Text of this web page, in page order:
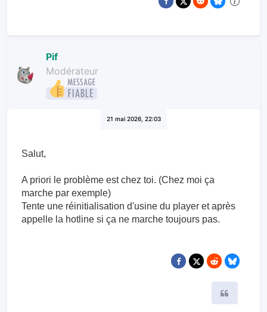
Pif
Modérateur
21 mai 2026, 22:03
Salut,
A priori le problème est chez toi. (Chez moi ça
marche par exemple)
Tente une réinitialisation d'usine du player et après
appelle la hotline si ça ne marche toujours pas.